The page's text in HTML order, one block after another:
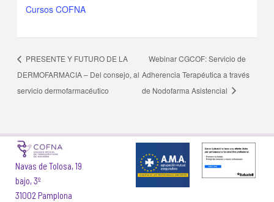
Cursos COFNA
PRESENTE Y FUTURO DE LA
DERMOFARMACIA – Del consejo, al
servicio dermofarmacéutico
Webinar CGCOF: Servicio de
Adherencia Terapéutica a través
de Nodofarma Asistencial
Navas de Tolosa, 19
bajo, 3º
31002 Pamplona